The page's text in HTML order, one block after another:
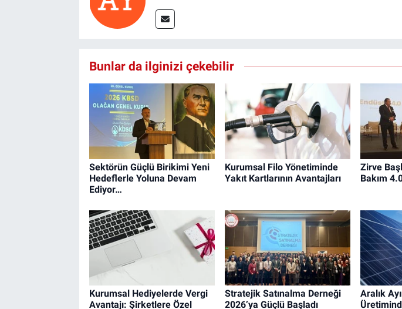
Bunlar da ilginizi çekebilir
Sektörün Güçlü Birikimi Yeni
Hedeflerle Yoluna Devam
Ediyor…
Kurumsal Filo Yönetiminde
Yakıt Kartlarının Avantajları
Zirve
Bakım
Kurumsal Hediyelerde Vergi
Avantajı: Şirketlere Özel
Stratejik Satınalma Derneği
2026’ya Güçlü Başladı
Aralık